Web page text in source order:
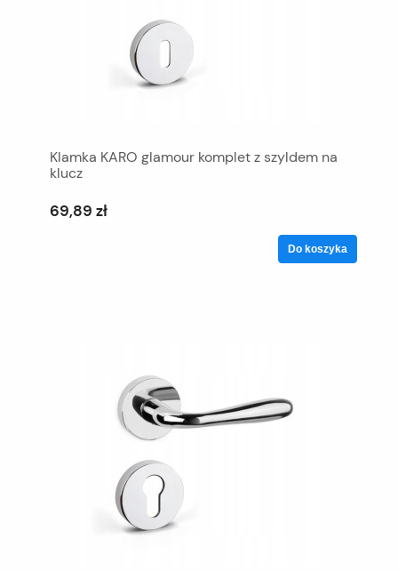
Klamka KARO glamour komplet z szyldem na
klucz
69,89 zł
Do koszyka